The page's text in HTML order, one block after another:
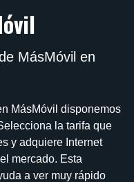
MásMóvil en
MásMóvil disponemos
la tarifa que
y adquiere Internet
mercado. Esta
a ver muy rápido